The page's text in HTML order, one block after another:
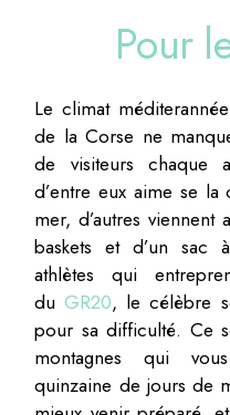
Pour
Le climat
de la Corse ne
de visiteurs chaque
d’entre eux aime se
mer, d’autres
baskets et d’un sac
athlètes qui
duGR20, le célèbre
pour sa difficulté. Ce
montagnes qui
quinzaine de jours de